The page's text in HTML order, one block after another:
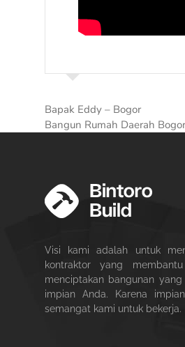
Bapak Eddy – Bogor
Bangun Rumah Daerah Bogor
Visi kami adalah untuk
kontraktor yang
menciptakan bangunan
impian Anda. Karena
semangat kami untuk bekerja.